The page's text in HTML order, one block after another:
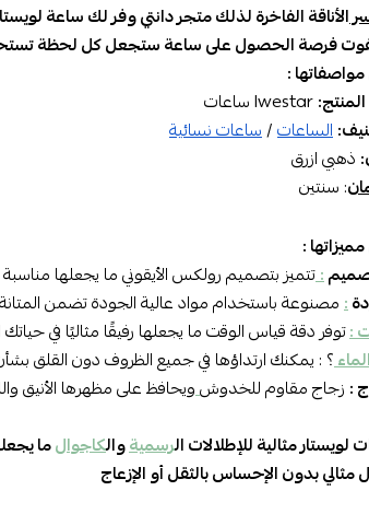
الأناقة الفاخرةلذلك متجردانتيوفر لك ساعة
فرصة الحصول على ساعة ستجعل كل لحظة
:
الساعات/ساعات نسائية
ذهبي ازرق
: سنتين
:
:تتميز بتصميمرولكسالأيقوني ما يجعلها
:مصنوعة باستخدام موادعالية الجودةتضمن المتانة
:توفر دقة قياس الوقت ما يجعلها رفيقًا مثاليًا في حياتك
؟ : يمكنك ارتداؤها في جميع الظروف دون القلق
: زجاج مقاوم للخدوشويحافظ على مظهرها الأنيق
لويستار مثالية للإطلالات الرسميةوالكاجوالما
بدون الإحساس بالثقل أو الإزعاج